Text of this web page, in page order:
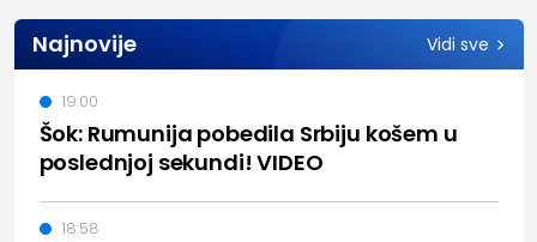
Najnovije Vidi sve
Šok: Rumunija pobedila Srbiju košem u
poslednjoj sekundi! VIDEO
19:00
18:58